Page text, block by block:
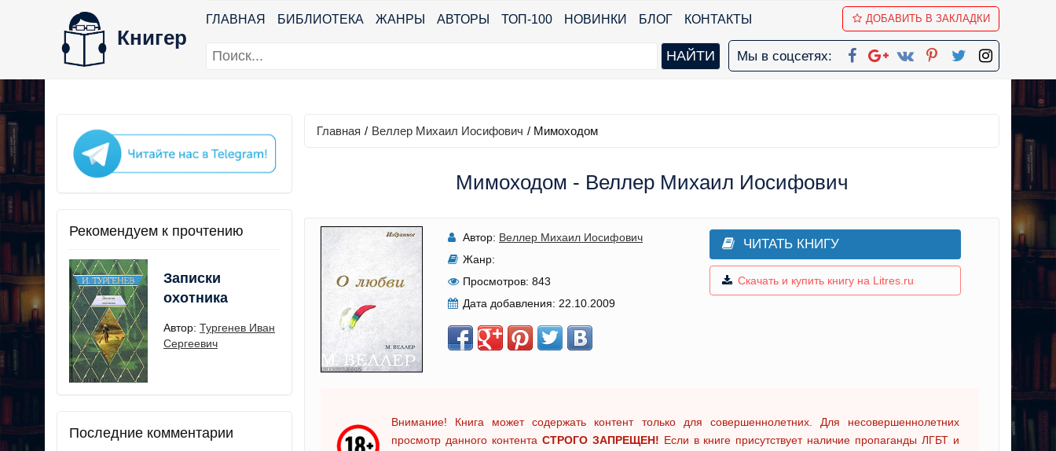
Книгер
ГЛАВНАЯ БИБЛИОТЕКА ЖАНРЫ АВТОРЫ ТОП-100 НОВИНКИ БЛОГ КОНТАКТЫ ДОБАВИТЬ В ЗАКЛАДКИ
Мы в соцсетях:
Рекомендуем к прочтению
Записки
охотника
Автор: Тургенев Иван
Сергеевич
Последние комментарии
Главная / Веллер Михаил Иосифович / Мимоходом
Мимоходом - Веллер Михаил Иосифович
Автор: Веллер Михаил Иосифович
Жанр:
Просмотров: 843
Дата добавления: 22.10.2009
ЧИТАТЬ КНИГУ
Скачать и купить книгу на Litres.ru
Внимание! Книга может содержать контент только для совершеннолетних. Для несовершеннолетних
просмотр данного контента СТРОГО ЗАПРЕЩЕН! Если в книге присутствует наличие пропаганды ЛГБТ и